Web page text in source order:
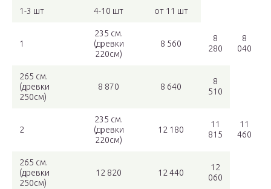
1-3 шт 4-10 шт от 11 шт
1
235 см.
(древки
220см)
8 560
8
280
8
040
265 см.
(древки
250см)
8 870 8 640
8
510
2
235 см.
(древки
220см)
12 180
11
815
11
460
265 см.
(древки
250см)
12 820 12 440
12
060